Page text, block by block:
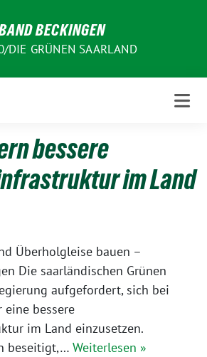
BECKINGEN
DIE GRÜNEN SAARLAND
bessere
im Land
Überholgleise bauen –
Die saarländischen Grünen
aufgefordert, sich bei
bessere
im Land einzusetzen.
beseitigt,… Weiterlesen »